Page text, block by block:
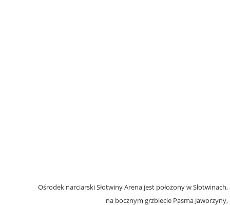
Ośrodek narciarski Słotwiny Arena jest położony w
na bocznym grzbiecie Pasma